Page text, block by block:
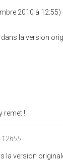
2010 à 12:55)
la version
remet !
12h55
la version